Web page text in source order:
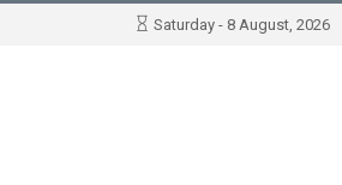
Saturday - 8 August, 2026